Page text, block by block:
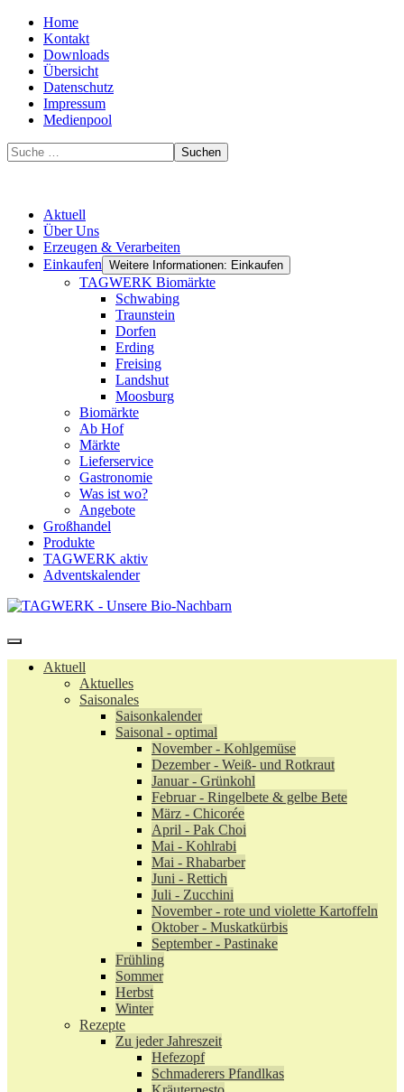
Home
Kontakt
Downloads
Übersicht
Datenschutz
Impressum
Medienpool
Suchen
Aktuell
Über Uns
Erzeugen & Verarbeiten
Einkaufen Weitere Informationen: Einkaufen
TAGWERK Biomärkte
Schwabing
Traunstein
Dorfen
Erding
Freising
Landshut
Moosburg
Biomärkte
Ab Hof
Märkte
Lieferservice
Gastronomie
Was ist wo?
Angebote
Großhandel
Produkte
TAGWERK aktiv
Adventskalender
Aktuell
Aktuelles
Saisonales
Saisonkalender
Saisonal - optimal
November - Kohlgemüse
Dezember - Weiß- und Rotkraut
Januar - Grünkohl
Februar - Ringelbete & gelbe Bete
März - Chicorée
April - Pak Choi
Mai - Kohlrabi
Mai - Rhabarber
Juni - Rettich
Juli - Zucchini
November - rote und violette Kartoffeln
Oktober - Muskatkürbis
September - Pastinake
Frühling
Sommer
Herbst
Winter
Rezepte
Zu jeder Jahreszeit
Hefezopf
Schmaderers Pfandlkas